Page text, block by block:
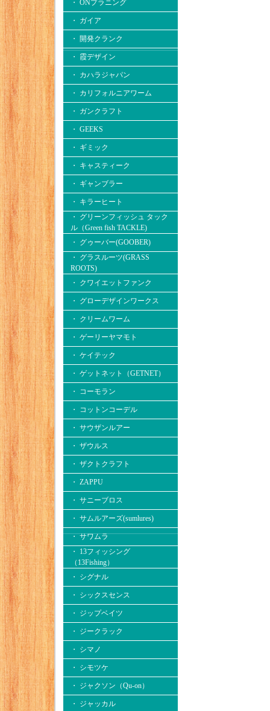
・ ONプラニング
・ ガイア
・ 開発クランク
・ 霞デザイン
・ カハラジャパン
・ カリフォルニアワーム
・ ガンクラフト
・ GEEKS
・ ギミック
・ キャスティーク
・ ギャンブラー
・ キラーヒート
・ グリーンフィッシュ タック
ル（Green fish TACKLE)
・ グゥーバー(GOOBER)
・ グラスルーツ(GRASS
ROOTS)
・ クワイエットファンク
・ グローデザインワークス
・ クリームワーム
・ ゲーリーヤマモト
・ ケイテック
・ ゲットネット（GETNET）
・ コーモラン
・ コットンコーデル
・ サウザンルアー
・ ザウルス
・ ザクトクラフト
・ ZAPPU
・ サニーブロス
・ サムルアーズ(sumlures)
・ サワムラ
・ 13フィッシング
（13Fishing）
・ シグナル
・ シックスセンス
・ ジップベイツ
・ ジークラック
・ シマノ
・ シモツケ
・ ジャクソン（Qu-on）
・ ジャッカル